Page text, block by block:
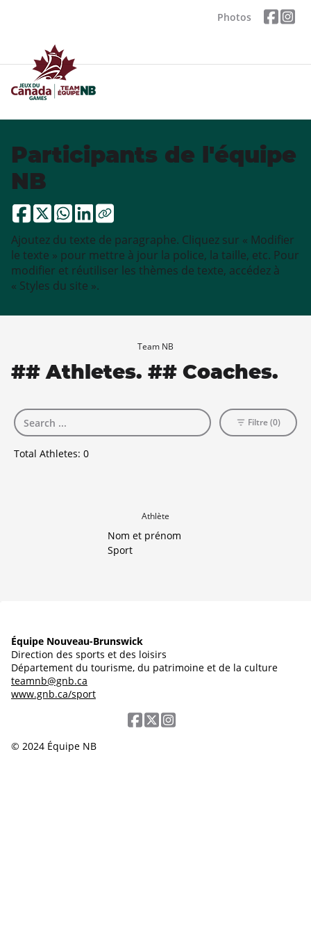
Photos
Participants de l'équipe
NB
Ajoutez du texte de paragraphe. Cliquez sur « Modifier
le texte » pour mettre à jour la police, la taille, etc. Pour
modifier et réutiliser les thèmes de texte, accédez à
« Styles du site ».
Team NB
## Athletes. ## Coaches.
Total Athletes: 0
Filtre (0)
Athlète
Nom et prénom
Sport
Équipe Nouveau-Brunswick
Direction des sports et des loisirs
Département du tourisme, du patrimoine et de la culture
teamnb@gnb.ca
www.gnb.ca/sport
© 2024 Équipe NB